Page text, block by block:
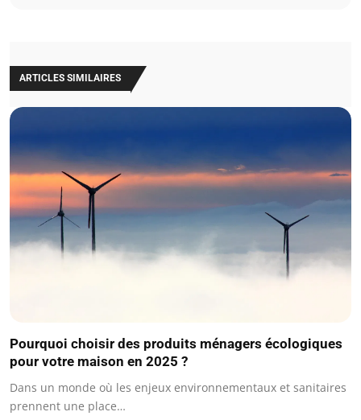
ARTICLES SIMILAIRES
Pourquoi choisir des produits ménagers écologiques
pour votre maison en 2025 ?
Dans un monde où les enjeux environnementaux et sanitaires
prennent une place…